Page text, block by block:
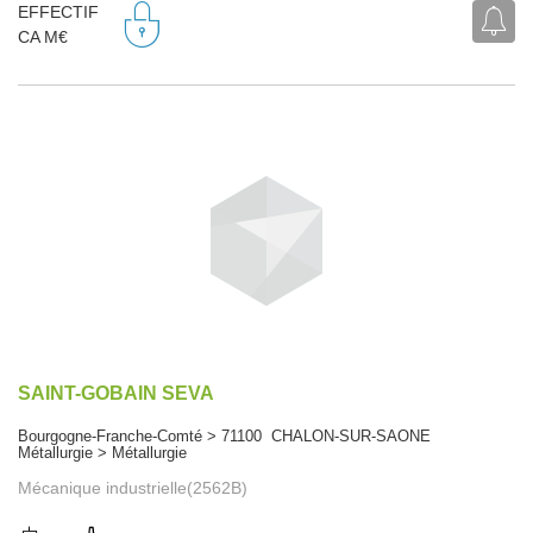
EFFECTIF
CA M€
SAINT-GOBAIN SEVA
Bourgogne-Franche-Comté > 71100 CHALON-SUR-SAONE
Métallurgie > Métallurgie
Mécanique industrielle(2562B)